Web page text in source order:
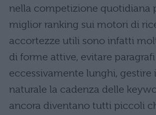
nella competizione quotidiana
miglior ranking sui motori di
accortezze utili sono infatti
di forme attive, evitare paragrafi
eccessivamente lunghi, gestire
naturale la cadenza delle
ancora diventano tutti piccoli